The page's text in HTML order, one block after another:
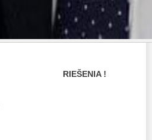
RIEŠENIA !